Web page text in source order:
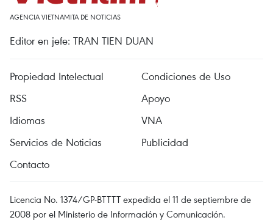
AGENCIA VIETNAMITA DE NOTICIAS
Editor en jefe: TRAN TIEN DUAN
Propiedad Intelectual
Condiciones de Uso
RSS
Apoyo
Idiomas
VNA
Servicios de Noticias
Publicidad
Contacto
Licencia No. 1374/GP-BTTTT expedida el 11 de septiembre de
2008 por el Ministerio de Información y Comunicación.